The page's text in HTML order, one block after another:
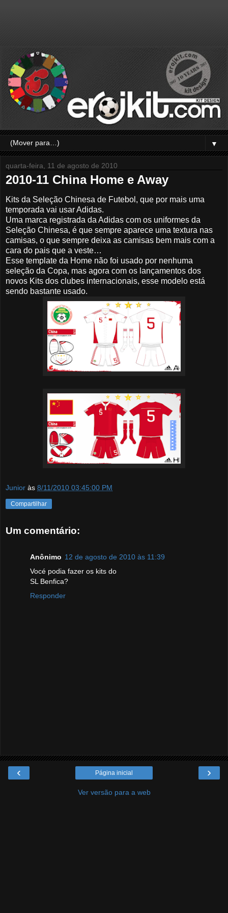
▼
quarta-feira, 11 de agosto de 2010
2010-11 China Home e Away
Kits da Seleção Chinesa de Futebol, que por mais uma
temporada vai usar Adidas.
Uma marca registrada da Adidas com os uniformes da
Seleção Chinesa, é que sempre aparece uma textura nas
camisas, o que sempre deixa as camisas bem mais com a
cara do pais que a veste…
Esse template da Home não foi usado por nenhuma
seleção da Copa, mas agora com os lançamentos dos
novos Kits dos clubes internacionais, esse modelo está
sendo bastante usado.
Junior às 8/11/2010 03:45:00 PM
Compartilhar
Um comentário:
Anônimo 12 de agosto de 2010 às 11:39
Vocé podia fazer os kits do
SL Benfica?
Responder
‹ ›
Página inicial
Ver versão para a web